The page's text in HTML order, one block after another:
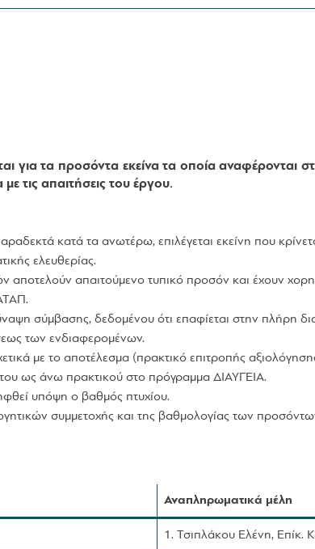
τα προσόντα εκείνα τα οποία αναφέρονται
τις απαιτήσεις του έργου.
κατά τα ανωτέρω, επιλέγεται εκείνη που
ελευθερίας.
αποτελούν απαιτούμενο τυπικό προσόν και έχουν
σύμβασης, δεδομένου ότι επαφίεται στην πλήρη
των ενδιαφερομένων.
με το αποτέλεσμα (πρακτικό επιτροπής
ως άνω πρακτικού στο πρόγραμμα ΔΙΑΥΓΕΙΑ.
υπόψη ο βαθμός πτυχίου.
συμμετοχής και της βαθμολογίας των
Αναπληρωματικά μέλη
1. Τσιπλάκου Ελένη, Επίκ.